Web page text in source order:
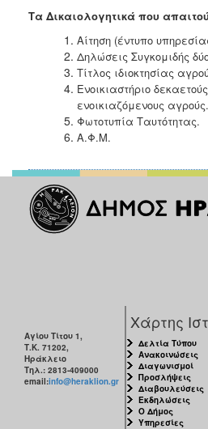
Τα Δικαιολογητικά που
Αίτηση (έντυπο
Δηλώσεις Συγκομιδής
Τίτλος ιδιοκτησίας
Ενοικιαστήριο
ενοικιαζόμενους αγρούς.
Φωτοτυπία Ταυτότητας.
Α.Φ.Μ.
Αγίου Τίτου 1,
Τ.Κ. 71202,
Ηράκλειο
Τηλ.: 2813-409000
email:info@heraklion.gr
Χάρτης
Δελτία Τύπου
Ανακοινώσεις
Διαγωνισμοί
Προσλήψεις
Διαβουλεύσεις
Εκδηλώσεις
Ο Δήμος
Υπηρεσίες